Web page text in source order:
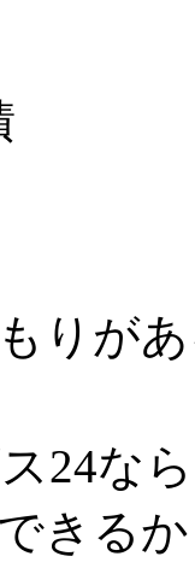
りが
24な
きる